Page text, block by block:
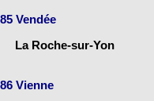
85 Vendée
La Roche-sur-Yon
86 Vienne